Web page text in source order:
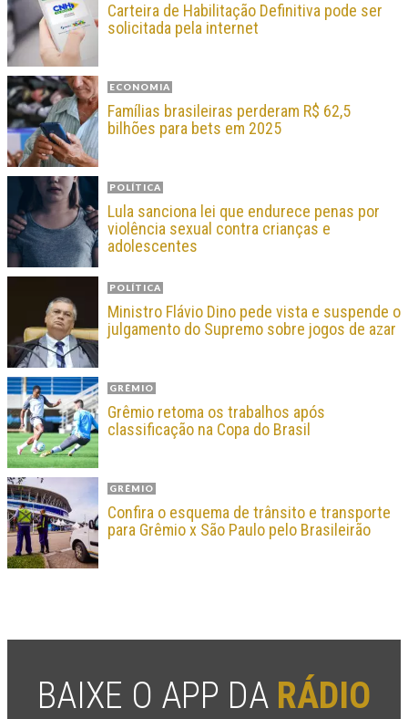
Carteira de Habilitação Definitiva pode ser
solicitada pela internet
ECONOMIA
Famílias brasileiras perderam R$ 62,5
bilhões para bets em 2025
POLÍTICA
Lula sanciona lei que endurece penas por
violência sexual contra crianças e
adolescentes
POLÍTICA
Ministro Flávio Dino pede vista e suspende o
julgamento do Supremo sobre jogos de azar
GRÊMIO
Grêmio retoma os trabalhos após
classificação na Copa do Brasil
GRÊMIO
Confira o esquema de trânsito e transporte
para Grêmio x São Paulo pelo Brasileirão
BAIXE O APP DA RÁDIO